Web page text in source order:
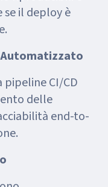
il deploy è
Automatizzato
CI/CD
delle
end-to-